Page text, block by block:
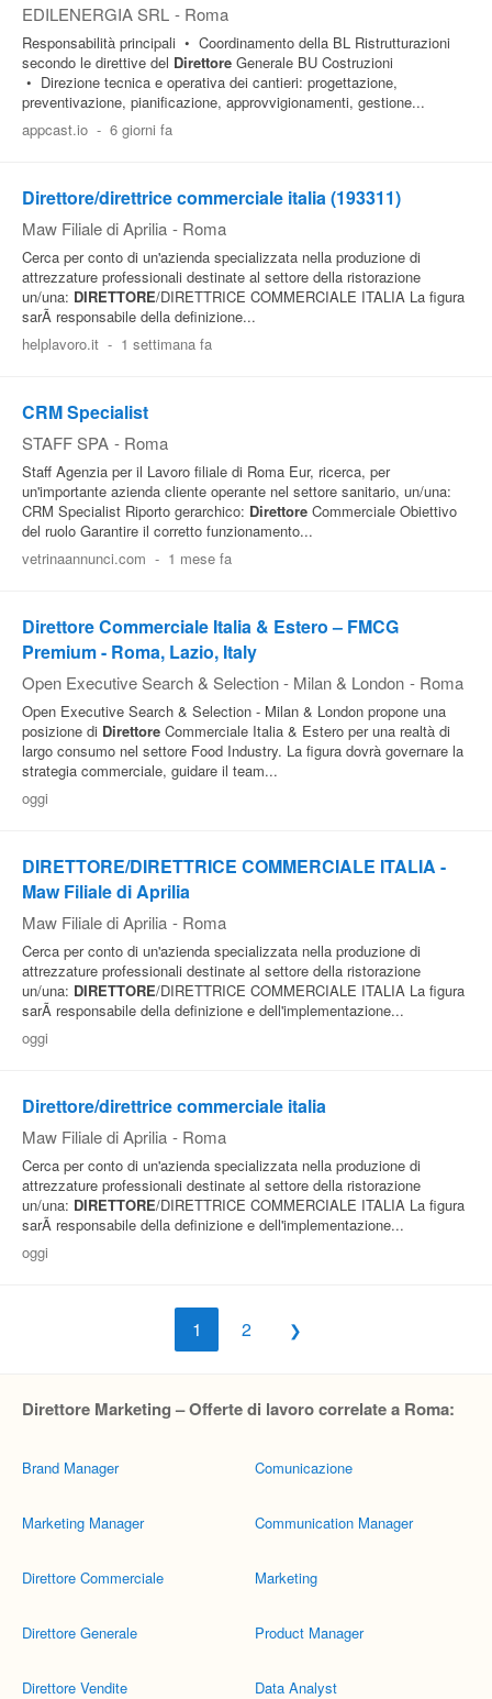
EDILENERGIA SRL - Roma
Responsabilità principali • Coordinamento della BL Ristrutturazioni
secondo le direttive del Direttore Generale BU Costruzioni
• Direzione tecnica e operativa dei cantieri: progettazione,
preventivazione, pianificazione, approvvigionamenti, gestione...
appcast.io - 6 giorni fa
Direttore/direttrice commerciale italia (193311)
Maw Filiale di Aprilia - Roma
Cerca per conto di un'azienda specializzata nella produzione di
attrezzature professionali destinate al settore della ristorazione
un/una: DIRETTORE/DIRETTRICE COMMERCIALE ITALIA La figura
sarÃ responsabile della definizione...
helplavoro.it - 1 settimana fa
CRM Specialist
STAFF SPA - Roma
Staff Agenzia per il Lavoro filiale di Roma Eur, ricerca, per
un'importante azienda cliente operante nel settore sanitario, un/una:
CRM Specialist Riporto gerarchico: Direttore Commerciale Obiettivo
del ruolo Garantire il corretto funzionamento...
vetrinaannunci.com - 1 mese fa
Direttore Commerciale Italia & Estero – FMCG
Premium - Roma, Lazio, Italy
Open Executive Search & Selection - Milan & London - Roma
Open Executive Search & Selection - Milan & London propone una
posizione di Direttore Commerciale Italia & Estero per una realtà di
largo consumo nel settore Food Industry. La figura dovrà governare la
strategia commerciale, guidare il team...
oggi
DIRETTORE/DIRETTRICE COMMERCIALE ITALIA -
Maw Filiale di Aprilia
Maw Filiale di Aprilia - Roma
Cerca per conto di un'azienda specializzata nella produzione di
attrezzature professionali destinate al settore della ristorazione
un/una: DIRETTORE/DIRETTRICE COMMERCIALE ITALIA La figura
sarÃ responsabile della definizione e dell'implementazione...
oggi
Direttore/direttrice commerciale italia
Maw Filiale di Aprilia - Roma
Cerca per conto di un'azienda specializzata nella produzione di
attrezzature professionali destinate al settore della ristorazione
un/una: DIRETTORE/DIRETTRICE COMMERCIALE ITALIA La figura
sarÃ responsabile della definizione e dell'implementazione...
oggi
1 2
Direttore Marketing – Offerte di lavoro correlate a Roma:
Brand Manager
Marketing Manager
Direttore Commerciale
Direttore Generale
Direttore Vendite
Comunicazione
Communication Manager
Marketing
Product Manager
Data Analyst